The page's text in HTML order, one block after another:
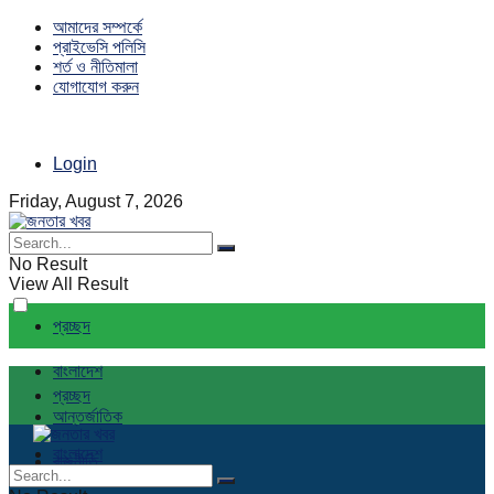
আমাদের সম্পর্কে
প্রাইভেসি পলিসি
শর্ত ও নীতিমালা
যোগাযোগ করুন
Login
Friday, August 7, 2026
No Result
View All Result
প্রচ্ছদ
বাংলাদেশ
আন্তর্জাতিক
রাজনীতি
প্রচ্ছদ
বাংলাদেশ